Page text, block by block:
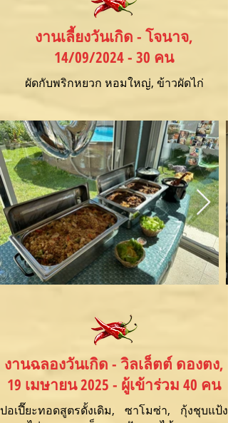
งานเลี้ยงวันเกิด - โจนาจ,
14/09/2024 - 30 คน
ผัดกับพริกหยวก หอมใหญ่, ข้าวผัดไก่
งานฉลองวันเกิด - วิลเล็ตต์ ดองตง,
19 เมษายน 2025 - ผู้เข้าร่วม 40 คน
ปอเปี๊ยะทอดสูตรดั้งเดิม, ซาโมซ่า, กุ้งชุบแป้ง